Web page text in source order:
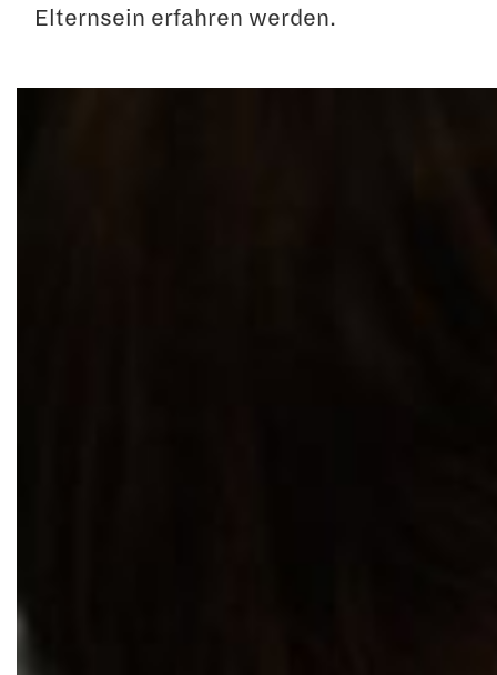
Elternsein erfahren werden.